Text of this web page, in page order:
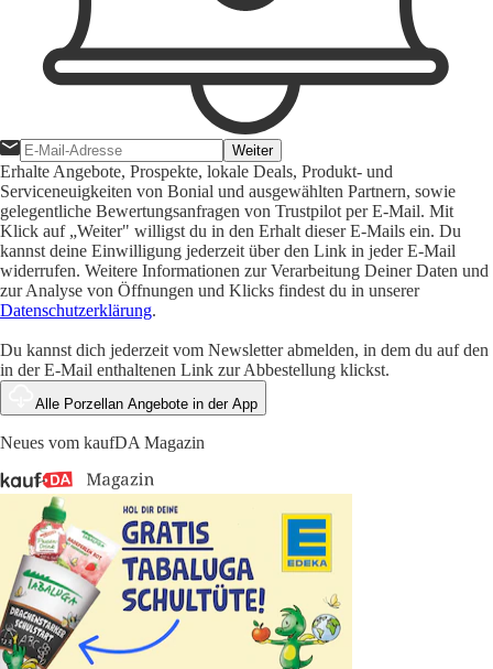
Weiter
Erhalte Angebote, Prospekte, lokale Deals, Produkt- und
Serviceneuigkeiten von Bonial und ausgewählten Partnern, sowie
gelegentliche Bewertungsanfragen von Trustpilot per E-Mail. Mit
Klick auf „Weiter" willigst du in den Erhalt dieser E-Mails ein. Du
kannst deine Einwilligung jederzeit über den Link in jeder E-Mail
widerrufen. Weitere Informationen zur Verarbeitung Deiner Daten und
zur Analyse von Öffnungen und Klicks findest du in unserer
Datenschutzerklärung.
Du kannst dich jederzeit vom Newsletter abmelden, in dem du auf den
in der E-Mail enthaltenen Link zur Abbestellung klickst.
Alle Porzellan Angebote in der App
Neues vom kaufDA Magazin